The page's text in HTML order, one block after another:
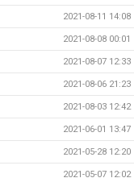
2021-08-11 14:08
2021-08-08 00:01
2021-08-07 12:33
2021-08-06 21:23
2021-08-03 12:42
2021-06-01 13:47
2021-05-28 12:20
2021-05-07 12:02